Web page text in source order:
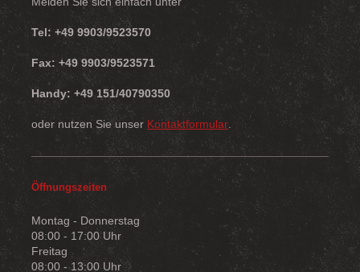
Tel: +49 9903/9523570
Fax: +49 9903/9523571
Handy: +49 151/40790350
oder nutzen Sie unser Kontaktformular
Öffnungszeiten
Montag - Donnerstag
08:00 - 17:00 Uhr
Freitag
08:00 - 13:00 Uhr